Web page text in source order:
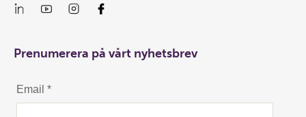
Prenumerera på vårt nyhetsbrev